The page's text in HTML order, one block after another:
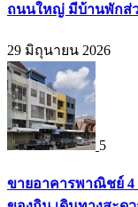
ถนนใหญ่ มีบ้านพักส่ว
29 มิถุนายน 2026
5
ขายอาคารพาณิชย์ 4